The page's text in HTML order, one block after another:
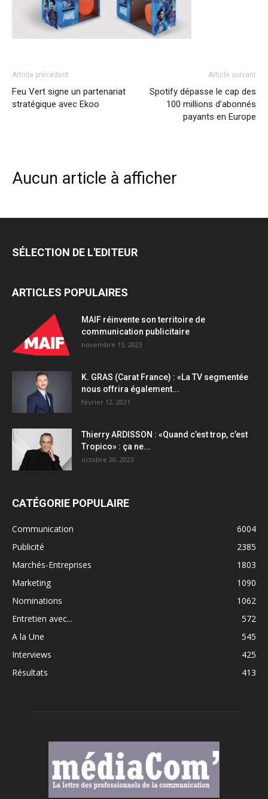
Article précédent
Feu Vert signe un partenariat
stratégique avec Ekoo
Article suivant
Spotify dépasse le cap des
100 millions d’abonnés
payants en Europe
Aucun article à afficher
SÉLECTION DE L'EDITEUR
ARTICLES POPULAIRES
MAIF réinvente son territoire de
communication publicitaire
novembre 15, 2023
K. GRAS (Carat France) : «La TV segmentée
nous offrira également...
février 12, 2021
Thierry ARDISSON : «Quand c’est trop, c’est
Tropico» : ça ne...
octobre 20, 2023
CATÉGORIE POPULAIRE
Communication
6004
Publicité
2385
Marchés-Entreprises
1803
Marketing
1090
Nominations
1062
Entretien avec...
572
A la Une
545
Interviews
425
Résultats
413